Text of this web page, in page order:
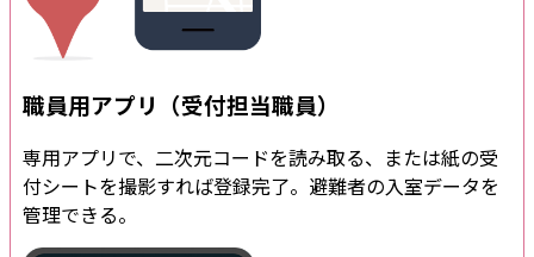
職員用アプリ（受付担当職員）
専用アプリで、二次元コードを読み取る、または紙の受
付シートを撮影すれば登録完了。避難者の入室データを
管理できる。